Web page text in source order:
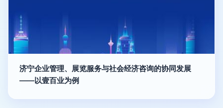
济宁企业管理、展览服务与社会经济咨询的协同发展
——以壹百业为例